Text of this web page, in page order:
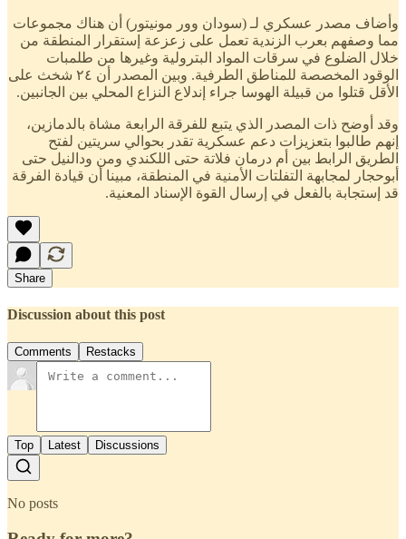
وأضاف مصدر عسكري لـ (سودان وور مونيتور) أن هناك مجموعات
مما وصفهم بعرب الزندية تعمل على زعزعة إستقرار المنطقة من
خلال الضلوع في سرقات المواد البترولية وغيرها من طلمبات
الوقود المخصصة للمناطق الطرفية. وبين المصدر أن ٢٤ شخث على
الأقل قتلوا من قبيلة الهوسا جراء إندلاع النزاع المحلي بين الجانبين.
وقد أوضح ذات المصدر الذي يتبع للفرقة الرابعة مشاة بالدمازين،
إنهم طالبوا بتعزيزات دعم عسكرية تقدر بحوالي سريتين لفتح
الطريق الرابط بين أم درمان فلاتة حتى اللكندي ومن ودالنيل حتى
أبوحجار لمجابهة التفلتات الأمنية في المنطقة، مبينا أن قيادة الفرقة
قد إستجابة بالفعل في إرسال القوة الإسناد المعنية.
Share
Discussion about this post
Comments Restacks
Top Latest Discussions
No posts